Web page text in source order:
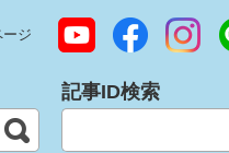
ージ
記事ID検索